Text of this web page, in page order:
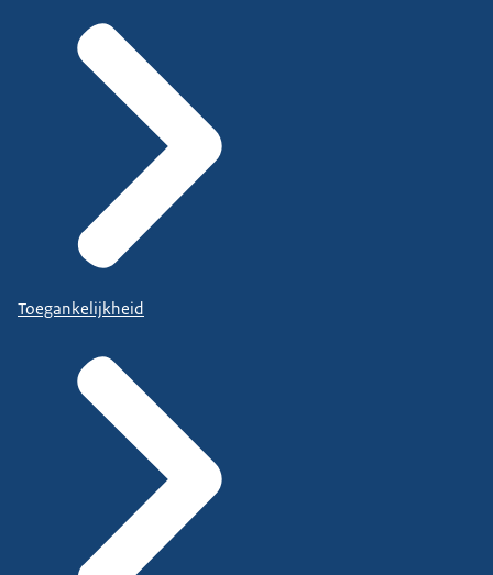
Toegankelijkheid